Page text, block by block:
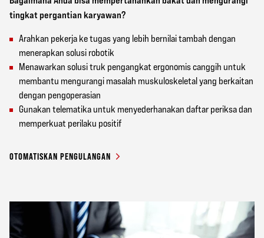
tingkat pergantian karyawan?
Arahkan pekerja ke tugas yang lebih bernilai tambah dengan
menerapkan solusi robotik
Menawarkan solusi truk pengangkat ergonomis canggih untuk
membantu mengurangi masalah muskuloskeletal yang berkaitan
dengan pengoperasian
Gunakan telematika untuk menyederhanakan daftar periksa dan
memperkuat perilaku positif
OTOMATISKAN PENGULANGAN